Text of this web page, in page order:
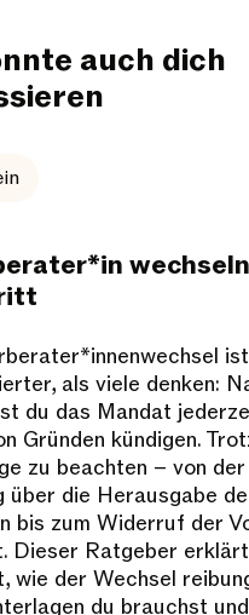
auch dich
als viele denken:
du das Mandat
Gründen kündigen.
zu beachten – von
über die Herausgabe
bis zum Widerruf der
Dieser Ratgeber
wie der Wechsel
du brauchst